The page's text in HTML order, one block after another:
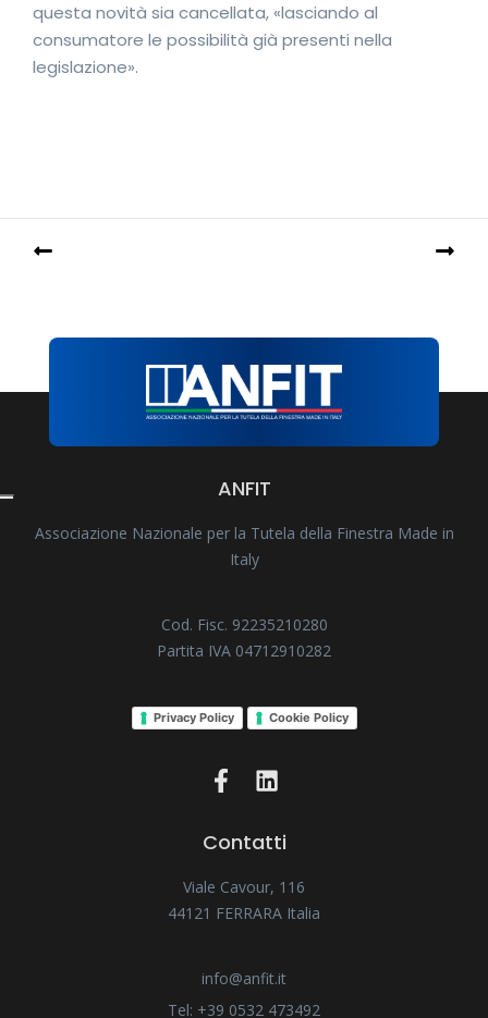
questa novità sia cancellata, «lasciando al
consumatore le possibilità già presenti nella
legislazione».
ANFIT
Associazione Nazionale per la Tutela della Finestra Made in
Italy
Cod. Fisc. 92235210280
Partita IVA 04712910282
Privacy Policy Cookie Policy
Contatti
Viale Cavour, 116
44121 FERRARA Italia
info@anfit.it
Tel: +39 0532 473492